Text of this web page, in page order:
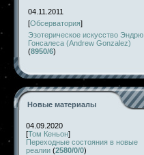
04.11.2011
[Обсерватория]
Эзотерическое искусство Эндрю
Гонсалеса (Andrew Gonzalez)
(8950/6)
Новые материалы
04.09.2020
[Том Кеньон]
Переходные состояния в новые
реалии (2580/0/0)